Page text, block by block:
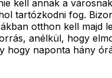
kell annak a
tartózkodni fog.
otthon kell majd
anélkül, hogy
hogy naponta hány